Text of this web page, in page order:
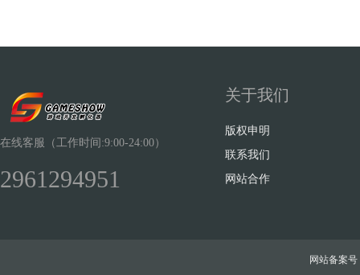
在线客服（工作时间:9:00-24:00）
2961294951
关于我们
版权申明
联系我们
网站合作
网站备案号